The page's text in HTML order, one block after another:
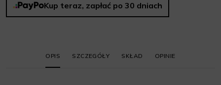
Kup teraz, zapłać po 30 dniach
OPIS SZCZEGÓŁY SKŁAD OPINIE